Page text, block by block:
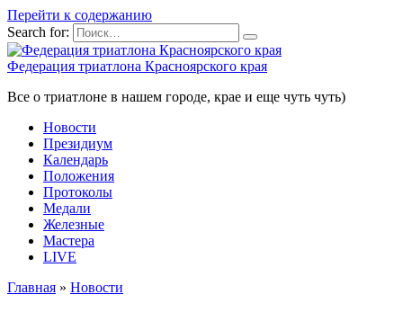
Перейти к содержанию
Search for:
Федерация триатлона Красноярского края
Все о триатлоне в нашем городе, крае и еще чуть чуть)
Новости
Президиум
Календарь
Положения
Протоколы
Медали
Железные
Мастера
LIVE
Главная » Новости